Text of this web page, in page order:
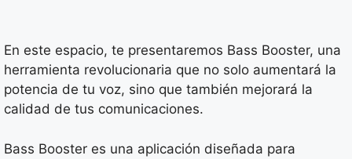
En este espacio, te presentaremos Bass Booster, una
herramienta revolucionaria que no solo aumentará la
potencia de tu voz, sino que también mejorará la
calidad de tus comunicaciones.
Bass Booster es una aplicación diseñada para